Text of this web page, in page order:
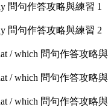
問句作答攻略與練習 1
問句作答攻略與練習 2
/ which 問句作答攻略
/ which 問句作答攻略
/ which 問句作答攻略